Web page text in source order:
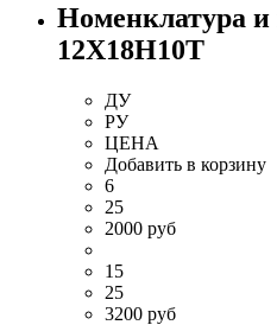
Номенклатура
12Х18Н10Т
ДУ
РУ
ЦЕНА
Добавить в корзину
6
25
2000 руб
15
25
3200 руб